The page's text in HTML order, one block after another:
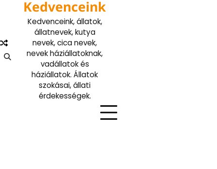
Kedvenceink
Kedvenceink, állatok,
állatnevek, kutya
nevek, cica nevek,
nevek háziállatoknak,
vadállatok és
háziállatok. Állatok
szokásai, állati
érdekességek.